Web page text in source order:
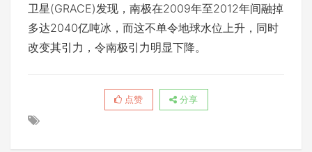
卫星(GRACE)发现，南极在2009年至2012年间融掉
多达2040亿吨冰，而这不单令地球水位上升，同时
改变其引力，令南极引力明显下降。
点赞 分享